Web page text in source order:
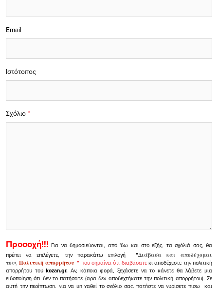
Σχόλιο *
Email
Ιστότοπος
Προσοχή!!! Για να δημοσιεύονται, από 'δω και στο εξής, τα σχόλιά σας, θα
πρέπει να επιλέγετε, την παρακάτω επιλογή
"Διάβασα και αποδέχομαι
τουςΠολιτική απορρήτου" που σημαίνει ότι διαβάσατεκι αποδέχεστε την πολιτική
απορρήτου τουkozan.gr. Αν, κάποια φορά, ξεχάσετε να το κάνετε θα λάβετε μια
ειδοποίηση ότι δεν το πατήσατε (αρα δεν αποδεχτήκατε την πολιτική απορρήτου). Σε
αυτή την περίπτωση, για να μη χαθεί το σχόλιο σας, πατήστε να γυρίσετε πίσω και